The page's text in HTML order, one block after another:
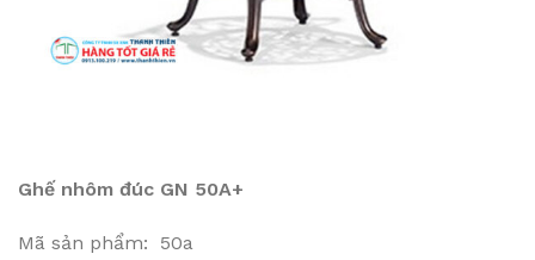
Ghế nhôm đúc GN 50A+
Mã sản phẩm: 50a